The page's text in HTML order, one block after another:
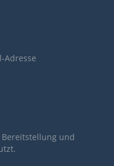
Adresse
und